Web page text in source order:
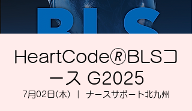
HeartCode🄬BLSコ
ース G2025
7月02日(木) ナースサポート北九州